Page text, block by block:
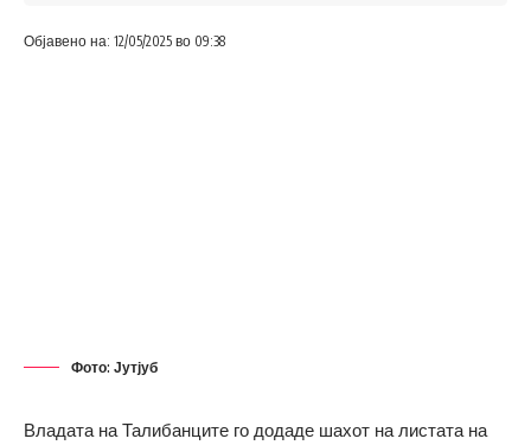
Објавено на: 12/05/2025 во 09:38
Фото: Јутјуб
Владата на Талибанците го додаде шахот на листата на